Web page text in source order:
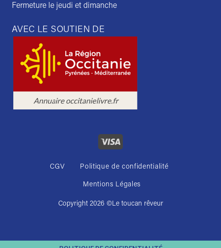
Fermeture le jeudi et dimanche
AVEC LE SOUTIEN DE
CGV Politique de confidentialité
Mentions Légales
Copyright 2026 ©Le toucan rêveur